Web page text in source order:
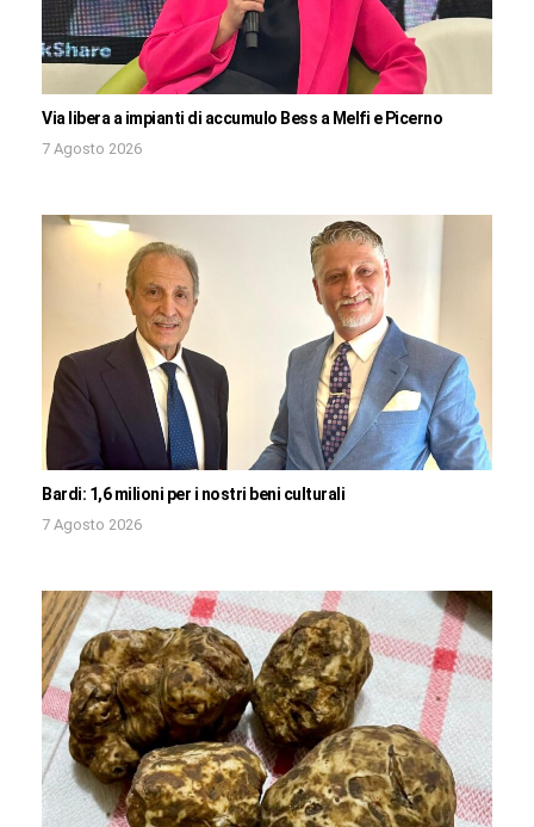
Via libera a impianti di accumulo Bess a Melfi e Picerno
7 Agosto 2026
Bardi: 1,6 milioni per i nostri beni culturali
7 Agosto 2026